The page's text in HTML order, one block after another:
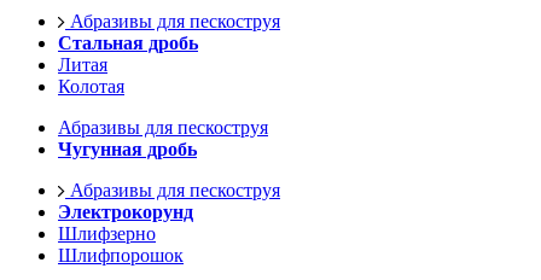
Абразивы для пескоструя
Стальная дробь
Литая
Колотая
Абразивы для пескоструя
Чугунная дробь
Абразивы для пескоструя
Электрокорунд
Шлифзерно
Шлифпорошок